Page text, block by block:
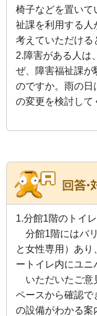
椅子などを置い
祉課を利用する人
考えていただける
2.障害がある人は
ぜ、障害福祉課が
のですか。雨の日
の変更を検討して
1.分館1階のトイ
分館1階にはバ
と女性専用）あり
ートイレ内にユニ
いただいたご意
ペースから確認で
の設備がわかる案